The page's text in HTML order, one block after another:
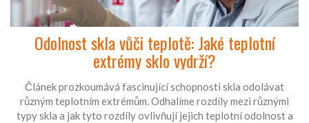
Odolnost skla vůči teplotě: Jaké teplotní
extrémy sklo vydrží?
Článek prozkoumává fascinující schopnosti skla odolávat
různým teplotním extrémům. Odhalíme rozdíly mezi různými
typy skla a jak tyto rozdíly ovlivňují jejich teplotní odolnost a